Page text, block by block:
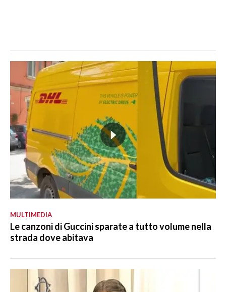
MULTIMEDIA
Le canzoni di Guccini sparate a tutto volume nella
strada dove abitava